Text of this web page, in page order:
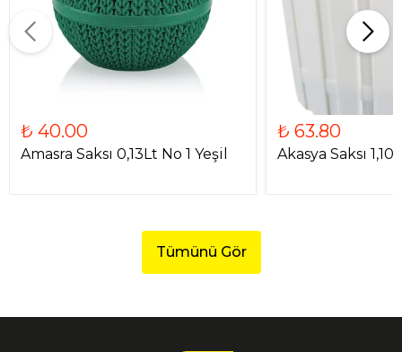
₺ 40.00
Amasra Saksı 0,13Lt No 1 Yeşil
₺ 63.80
Akasya Saksı
Tümünü Gör